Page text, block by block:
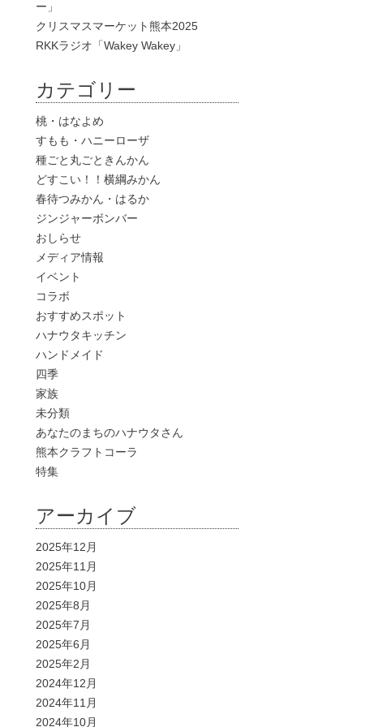
ー」
クリスマスマーケット熊本2025
RKKラジオ「Wakey Wakey」
カテゴリー
桃・はなよめ
すもも・ハニーローザ
種ごと丸ごときんかん
どすこい！！横綱みかん
春待つみかん・はるか
ジンジャーボンバー
おしらせ
メディア情報
イベント
コラボ
おすすめスポット
ハナウタキッチン
ハンドメイド
四季
家族
未分類
あなたのまちのハナウタさん
熊本クラフトコーラ
特集
アーカイブ
2025年12月
2025年11月
2025年10月
2025年8月
2025年7月
2025年6月
2025年2月
2024年12月
2024年11月
2024年10月